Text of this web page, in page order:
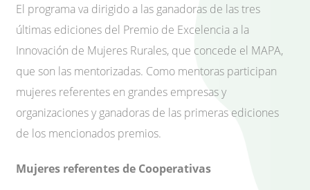
El programa va dirigido a las ganadoras de las tres
últimas ediciones del Premio de Excelencia a la
Innovación de Mujeres Rurales, que concede el MAPA,
que son las mentorizadas. Como mentoras participan
mujeres referentes en grandes empresas y
organizaciones y ganadoras de las primeras ediciones
de los mencionados premios.
Mujeres referentes de Cooperativas